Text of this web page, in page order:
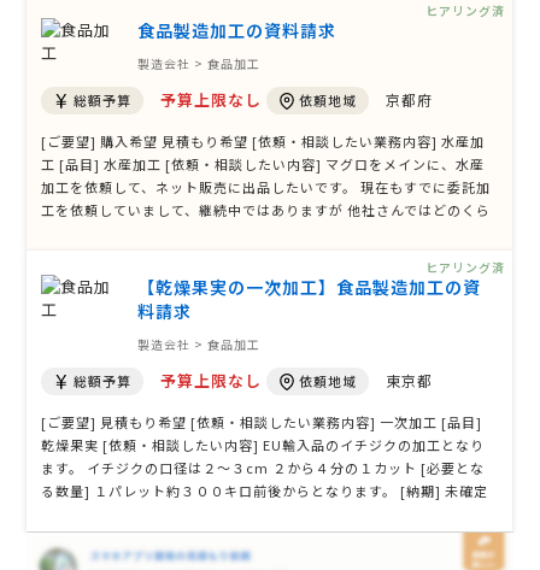
注内容としまし …食品製造加工の資料請求
製造会社 > 食品加工
総額予算 予算上限なし 依頼地域 京都府
[ご要望] 購入希望 見積もり希望 [依頼・相談したい業務内容] 水産加
工 [品目] 水産加工 [依頼・相談したい内容] マグロをメインに、水産
加工を依頼して、ネット販売に出品したいです。 現在もすでに委託加
工を依頼していまして、継続中ではありますが 他社さんではどのくら
「マグロのテール …
ヒアリング済
【乾燥果実の一次加工】食品製造加工の資
料請求
製造会社 > 食品加工
総額予算 予算上限なし 依頼地域 東京都
[ご要望] 見積もり希望 [依頼・相談したい業務内容] 一次加工 [品目]
乾燥果実 [依頼・相談したい内容] EU輸入品のイチジクの加工となり
ます。 イチジクの口径は２〜３cm ２から４分の１カット [必要とな
る数量] １パレット約３００キロ前後からとなります。 [納期] 未確定
ヒアリング済